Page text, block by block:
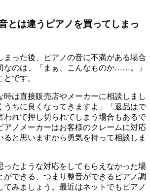
とは違うピアノを買ってしまっ
まった後、ピアノの音に不満がある場合
なのは、「まぁ、こんなものか……。」
です。
時は直接販売店やメーカーに相談しまし
うちに良くなってきますよ」「返品はで
われて押し切られてしまう場合もあるで
アノメーカーはお客様のクレームに対応
ると思いますから勇気を持って相談しま
ったような対応をしてもらえなかった場
ができる、つまり整音ができるピアノ調
てみましょう。最近はネットでもピアノ